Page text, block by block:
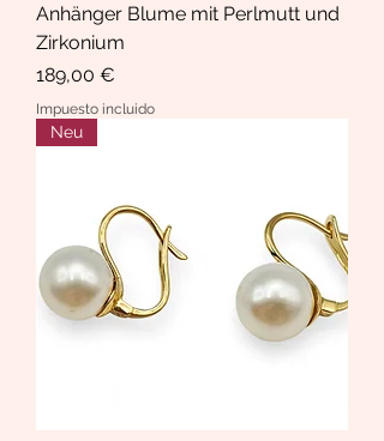
Anhänger Blume mit Perlmutt und
Zirkonium
Precio
189,00 €
Impuesto incluido
Neu